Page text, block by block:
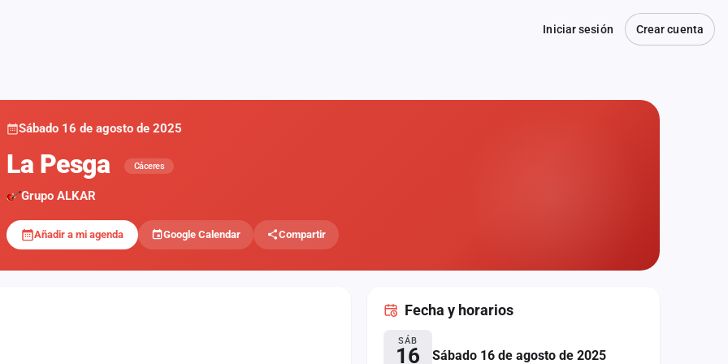
Iniciar sesión Crear cuenta
Sábado 16 de agosto de 2025
La Pesga Cáceres
Grupo ALKAR
Añadir a mi agenda Google Calendar Compartir
Fecha y horarios
SÁB
16 Sábado 16 de agosto de 2025